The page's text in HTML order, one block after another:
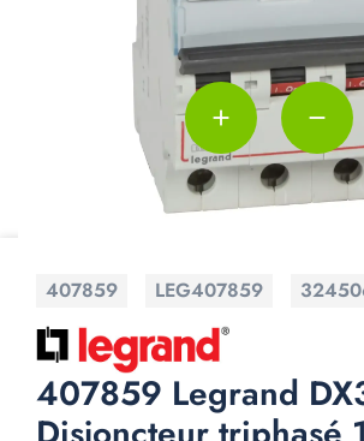
407859 LEG407859
407859 Legrand
add remove